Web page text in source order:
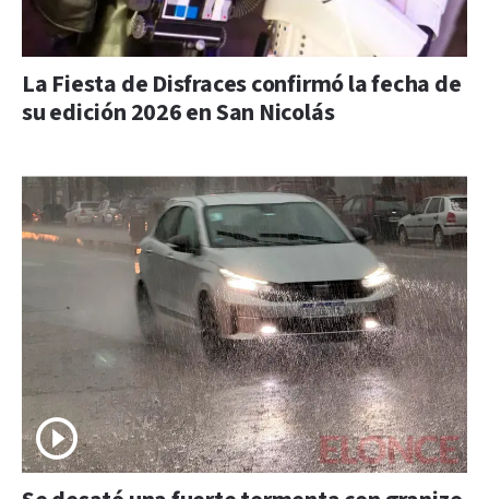
La Fiesta de Disfraces confirmó la fecha de
su edición 2026 en San Nicolás